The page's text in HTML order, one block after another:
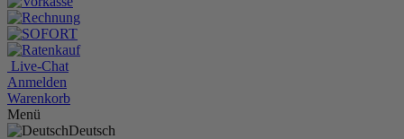
Live-Chat
Anmelden
Warenkorb
Menü
Deutsch